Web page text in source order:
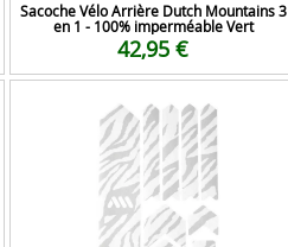
Sacoche Vélo Arrière Dutch Mountains 3
en 1 - 100% imperméable Vert
42,95 €